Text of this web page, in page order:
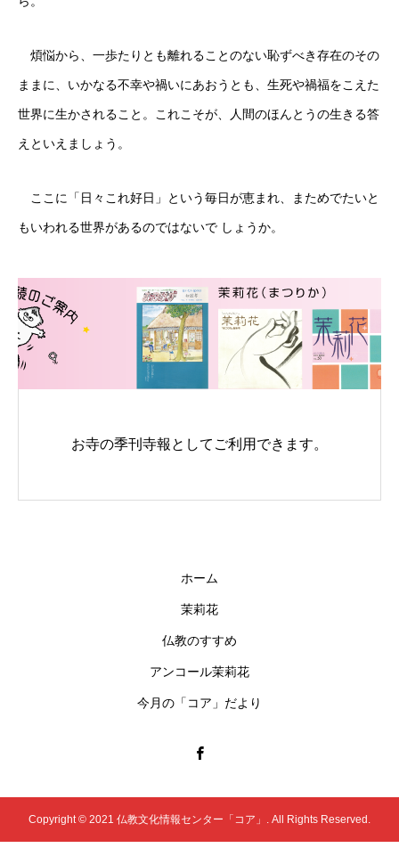
煩悩から、一歩たりとも離れることのない恥ずべき存在のその
ままに、いかなる不幸や禍いにあおうとも、生死や禍福をこえた
世界に生かされること。これこそが、人間のほんとうの生きる答
えといえましょう。
ここに「日々これ好日」という毎日が恵まれ、まためでたいと
もいわれる世界があるのではないで しょうか。
お寺の季刊寺報としてご利用できます。
ホーム
茉莉花
仏教のすすめ
アンコール茉莉花
今月の「コア」だより
Copyright © 2021 仏教文化情報センター「コア」. All Rights Reserved.